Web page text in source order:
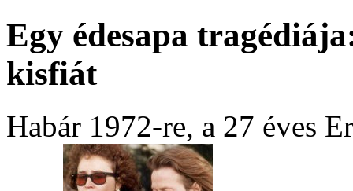
Egy édesapa
kisfiát
Habár 1972-re, a 27 éves